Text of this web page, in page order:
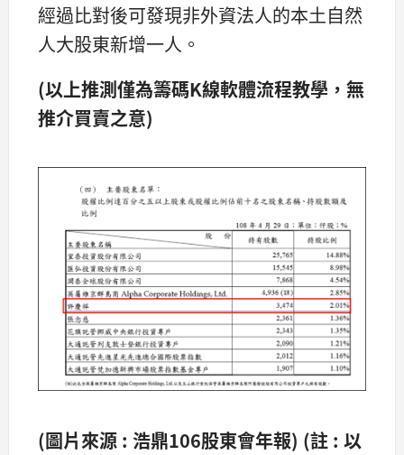
經過比對後可發現非外資法人的本土自然
人大股東新增一人。
(以上推測僅為籌碼K線軟體流程教學，無
推介買賣之意)
(圖片來源 : 浩鼎106股東會年報) (註 : 以